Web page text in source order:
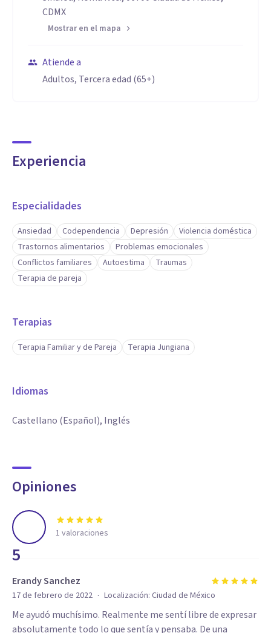
CDMX
Mostrar en el mapa
Atiende a
Adultos, Tercera edad (65+)
Experiencia
Especialidades
Ansiedad Codependencia Depresión
Violencia doméstica
Trastornos alimentarios
Problemas emocionales
Conflictos familiares
Autoestima
Traumas
Terapia de pareja
Terapias
Terapia Familiar y de Pareja Terapia Jungiana
Idiomas
Castellano (Español), Inglés
Opiniones
5
1 valoraciones
Erandy Sanchez
17 de febrero de 2022 · Localización: Ciudad de México
Me ayudó muchísimo. Realmente me sentí libre de expresar
absolutamente todo lo que sentía y pensaba. De una